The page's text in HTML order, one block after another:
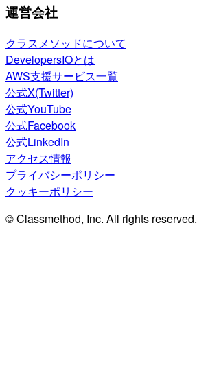
運営会社
クラスメソッドについて
DevelopersIOとは
AWS支援サービス一覧
公式X(Twitter)
公式YouTube
公式Facebook
公式LinkedIn
アクセス情報
プライバシーポリシー
クッキーポリシー
© Classmethod, Inc. All rights reserved.